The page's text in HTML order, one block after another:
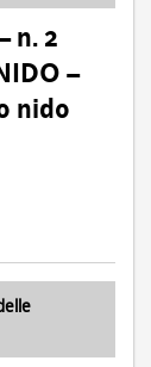
n. 2
–
nido